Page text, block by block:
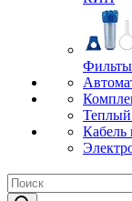
Теплый